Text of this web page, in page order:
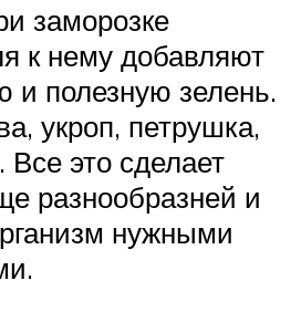
заморозке
к нему добавляют
и полезную зелень.
укроп, петрушка,
это сделает
разнообразней и
нужными